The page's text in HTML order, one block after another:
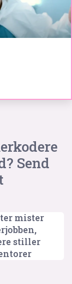
Send
mister
stiller